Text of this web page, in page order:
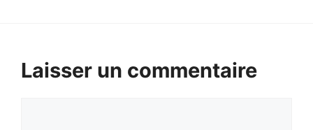
Laisser un commentaire